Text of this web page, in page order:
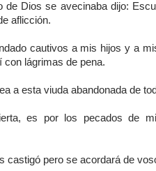
de Dios se avecinaba dijo:
aflicción.
cautivos a mis hijos y a
con lágrimas de pena.
a esta viuda abandonada de
es por los pecados de
castigó pero se acordará de